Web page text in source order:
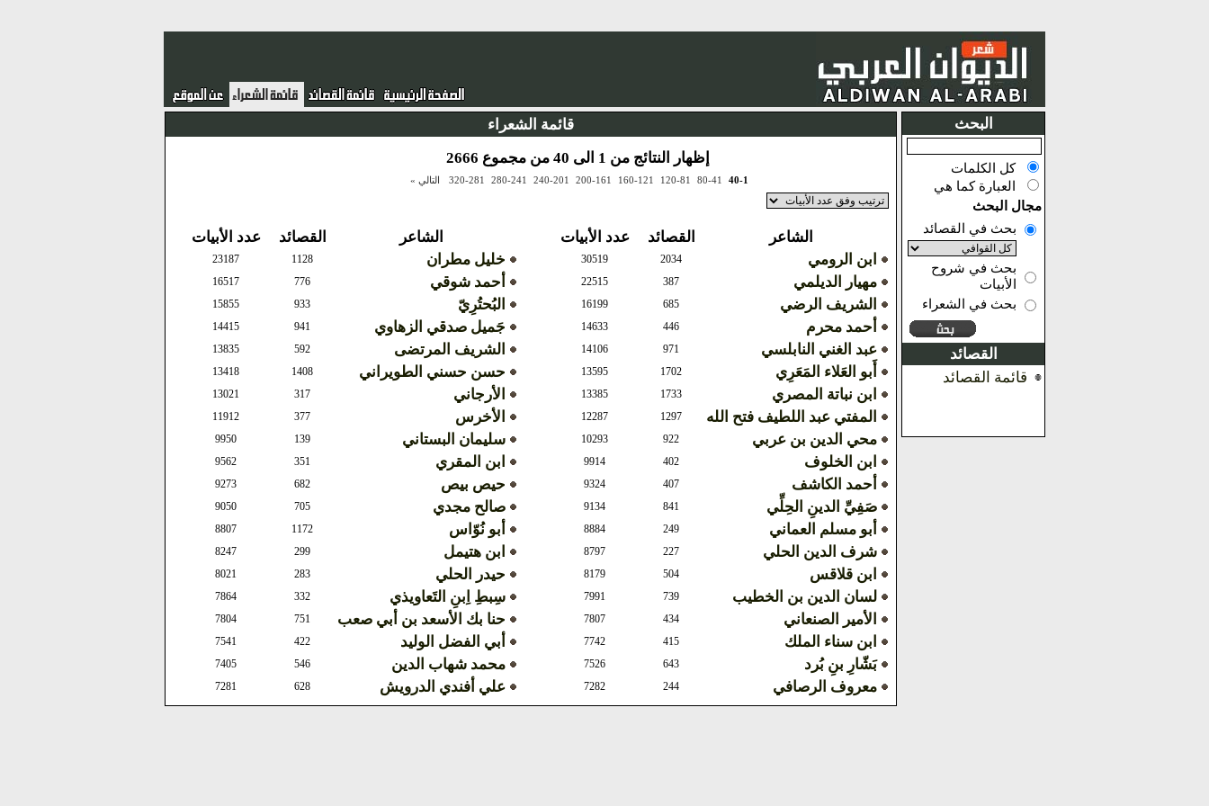
البحث
كل الكلمات
العبارة كما هي
مجال البحث
بحث في القصائد
بحث في شروح
الأبيات
بحث في الشعراء
القصائد
قائمة القصائد
قائمة الشعراء
إظهار النتائج من 1 الى 40 من مجموع 2666
40-1
80-41
120-81
160-121
200-161
240-201
280-241
320-281 التالي »
الشاعر القصائد عدد الأبيات الشاعر القصائد
عدد الأبيات
ابن الرومي
2034
30519 خليل مطران 1128
23187
مهيار الديلمي 387
22515 أحمد شوقي 776
16517
الشريف الرضي 685
16199 البُحتُرِيّ 933
15855
أحمد محرم 446
14633 جَميل صدقي الزهاوي 941
14415
عبد الغني النابلسي 971
14106 الشريف المرتضى 592
13835
أَبو العَلاء المَعَرِي 1702
13595 حسن حسني الطويراني 1408
13418
ابن نباتة المصري 1733
13385 الأرجاني 317
13021
المفتي عبد اللطيف فتح الله 1297
12287 الأخرس 377
11912
محي الدين بن عربي 922
10293 سليمان البستاني 139
9950
ابن الخلوف 402
9914 ابن المقري 351
9562
أحمد الكاشف 407
9324 حيص بيص 682
9273
صَفِيِّ الدينِ الحِلِّي 841
9134 صالح مجدي 705
9050
أبو مسلم العماني 249
8884 أبو نُوّاس 1172
8807
شرف الدين الحلي 227
8797 ابن هتيمل 299
8247
ابن قلاقس 504
8179 حيدر الحلي 283
8021
لسان الدين بن الخطيب 739
7991 سِبطِ اِبنِ التَعاويذي 332
7864
الأمير الصنعاني 434
7807 حنا بك الأسعد بن أبي صعب 751
7804
ابن سناء الملك 415
7742 أبي الفضل الوليد 422
7541
بَشّارِ بنِ بُرد 643
7526 محمد شهاب الدين 546
7405
معروف الرصافي 244
7282 علي أفندي الدرويش 628
7281